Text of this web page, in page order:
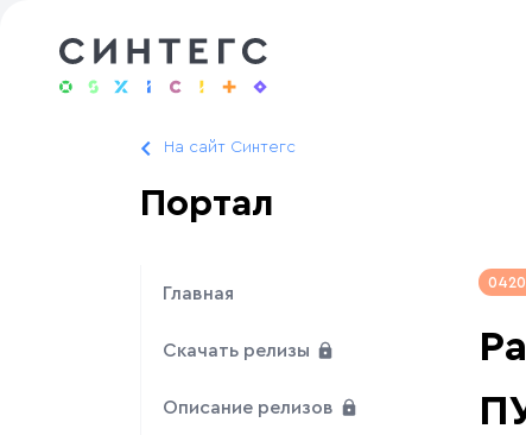
На сайт Синтегс
Портал
Главная
Скачать релизы
Описание релизов